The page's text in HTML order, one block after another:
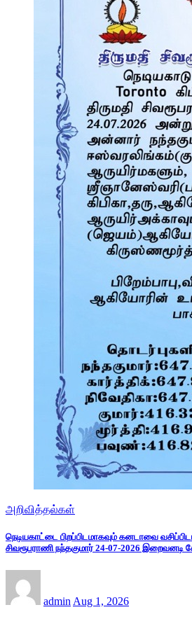
அறிவித்தல்கள்
நெடியகாட்டை பிறப்பிடமாகவும் கனடாவை
சிவரூபராணி நந்தகுமார் 24-07-2026 இறைவனடி
admin Aug 1, 2026